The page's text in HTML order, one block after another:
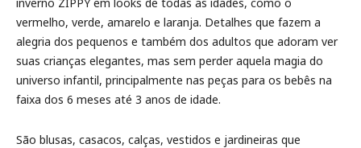
vermelho, verde, amarelo e laranja. Detalhes que fazem a
alegria dos pequenos e também dos adultos que adoram ver
suas crianças elegantes, mas sem perder aquela magia do
universo infantil, principalmente nas peças para os bebês na
faixa dos 6 meses até 3 anos de idade.
São blusas, casacos, calças, vestidos e jardineiras que